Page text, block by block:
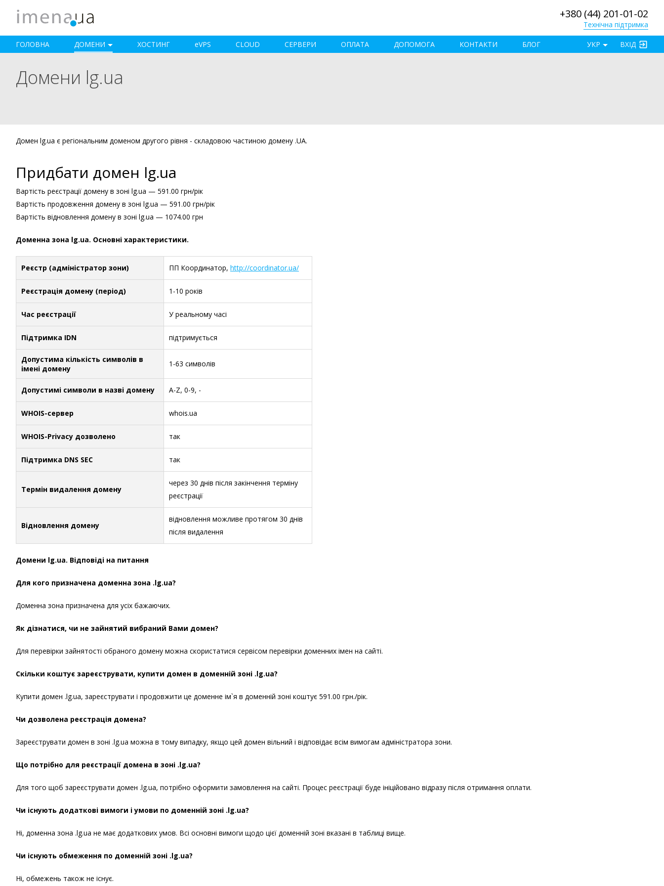
+380 (44) 201-01-02
Технічна підтримка
ГОЛОВНА ДОМЕНИ ХОСТИНГ eVPS CLOUD СЕРВЕРИ ОПЛАТА ДОПОМОГА КОНТАКТИ БЛОГ ВХІД
УКР
Домени lg.ua
Домен lg.ua є регіональним доменом другого рівня - складовою частиною домену .UA.
Придбати домен lg.ua
Вартість реєстрації домену в зоні lg.ua — 591.00 грн/рік
Вартість продовження домену в зоні lg.ua — 591.00 грн/рік
Вартість відновлення домену в зоні lg.ua — 1074.00 грн
Доменна зона lg.ua. Основні характеристики.
Реєстр (адміністратор зони) ПП Координатор, http://coordinator.ua/
Реєстрація домену (період) 1-10 років
Час реєстрації У реальному часі
Підтримка IDN підтримується
Допустима кількість символів в
імені домену
1-63 символів
Допустимі символи в назві домену A-Z, 0-9, -
WHOIS-сервер whois.ua
WHOIS-Privacy дозволено так
Підтримка DNS SEC так
Термін видалення домену
через 30 днів після закінчення терміну
реєстрації
Відновлення домену
відновлення можливе протягом 30 днів
після видалення
Домени lg.ua. Відповіді на питання
Для кого призначена доменна зона .lg.ua?
Доменна зона призначена для усіх бажаючих.
Як дізнатися, чи не зайнятий вибраний Вами домен?
Для перевірки зайнятості обраного домену можна скористатися сервісом перевірки доменних імен на сайті.
Скільки коштує зареєструвати, купити домен в доменній зоні .lg.ua?
Купити домен .lg.ua, зареєструвати і продовжити це доменне ім`я в доменній зоні коштує 591.00 грн./рік.
Чи дозволена реєстрація домена?
Зареєструвати домен в зоні .lg.ua можна в тому випадку, якщо цей домен вільний і відповідає всім вимогам адміністратора зони.
Що потрібно для реєстрації домена в зоні .lg.ua?
Для того щоб зареєструвати домен .lg.ua, потрібно оформити замовлення на сайті. Процес реєстрації буде ініційовано відразу після отримання оплати.
Чи існують додаткові вимоги і умови по доменній зоні .lg.ua?
Ні, доменна зона .lg.ua не має додаткових умов. Всі основні вимоги щодо цієї доменній зоні вказані в таблиці вище.
Чи існують обмеження по доменній зоні .lg.ua?
Ні, обмежень також не існує.